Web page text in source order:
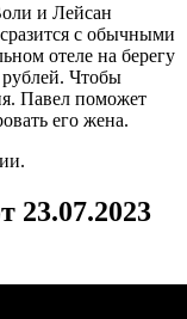
и Лейсан
с обычными
отеле на берегу
Чтобы
Павел поможет
его жена.
23.07.2023